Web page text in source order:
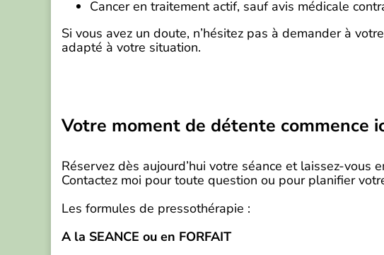
Cancer en traitement actif, sauf avis médicale
Si vous avez un doute, n’hésitez pas à demander à
adapté à votre situation.
Votre moment de détente commence
Réservez dès aujourd’hui votre séance et laissez-
Contactez moi pour toute question ou pour planifier
Les formules de pressothérapie :
A la SEANCE ou en FORFAIT